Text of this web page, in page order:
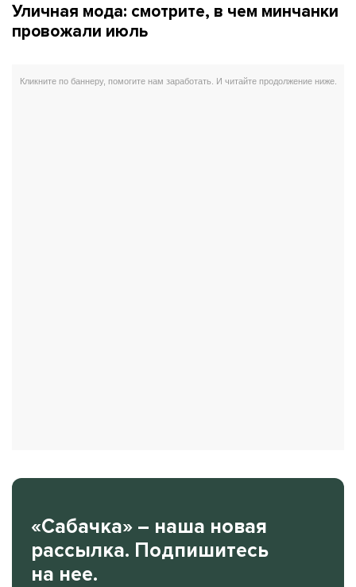
Уличная мода: смотрите, в чем минчанки
провожали июль
«Сабачка» – наша новая
рассылка. Подпишитесь
на нее.